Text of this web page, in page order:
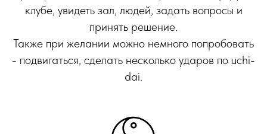
клубе, увидеть зал, людей, задать вопросы и
принять решение.
Также при желании можно немного попробовать
- подвигаться, сделать несколько ударов по uchi-
dai.